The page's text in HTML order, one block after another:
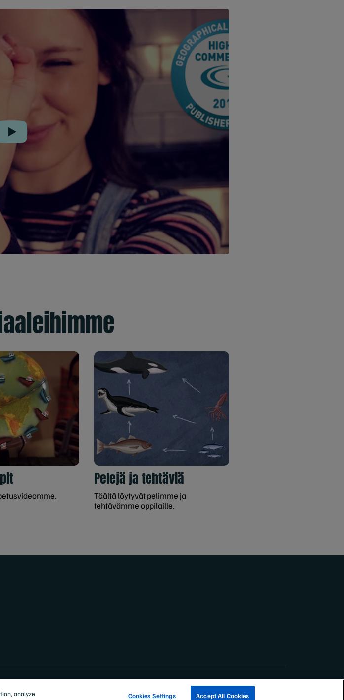
Play
Pelejä ja tehtäviä
Täältä löytyvät pelimme ja
tehtävämme oppilaille.
ETSI KALASTUSYRITYKSIÄ
analyze
Cookies Settings Accept All Cookies